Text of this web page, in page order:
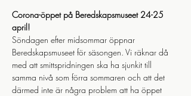
Corona-öppet på Beredskapsmuseet 24-25
april!
Söndagen efter midsommar öppnar
Beredskapsmuseet för säsongen. Vi räknar då
med att smittspridningen ska ha sjunkit till
samma nivå som förra sommaren och att det
därmed inte är några problem att ha öppet